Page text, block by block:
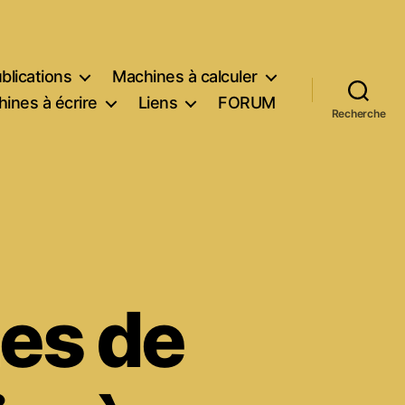
Machines à calculer
à écrire
Liens FORUM
Recherche
de